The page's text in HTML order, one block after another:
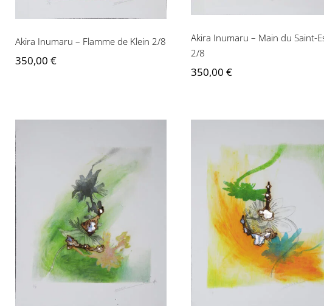
Akira Inumaru – Flamme de Klein 2/8
350,00 €
Akira Inumaru – Main du Saint-
2/8
350,00 €
Akira Inumaru – Passion
2/8
Akira Inumaru – Passion
1/8